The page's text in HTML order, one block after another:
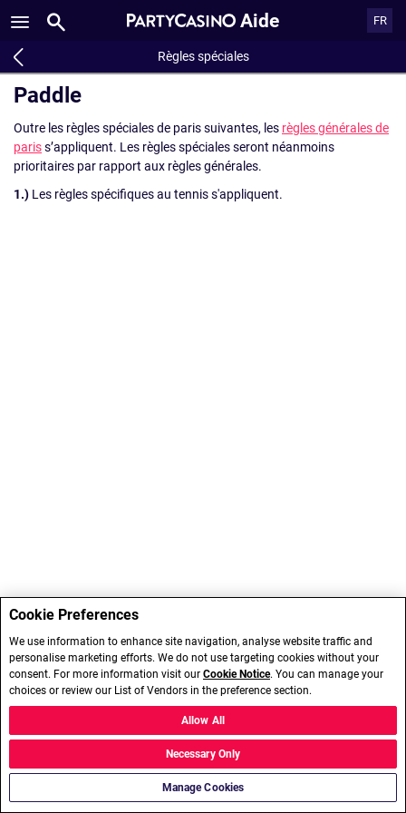
Aide FR
Règles spéciales
Paddle
Outre les règles spéciales de paris suivantes, les règles générales de
pariss’appliquent. Les règles spéciales seront néanmoins
prioritaires par rapport aux règles générales.
1.) Les règles spécifiques au tennis s'appliquent.
Cookie Preferences
We use information to enhance site navigation, analyse website traffic and
personalise marketing efforts. We do not use targeting cookies without your
consent. For more information visit our Cookie Notice. You can manage your
choices or review our List of Vendors in the preference section.
Manage Cookies
Necessary Only
Allow All